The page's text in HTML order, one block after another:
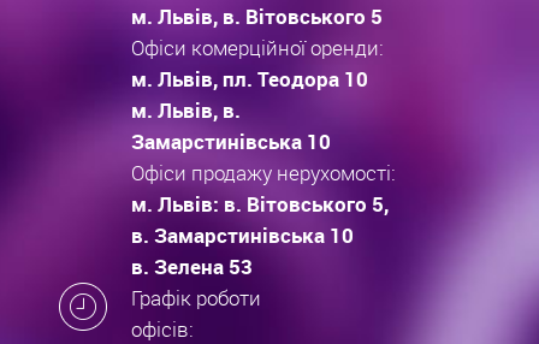
м. Львів, в. Вітовського 5
Офіси комерційної оренди:
м. Львів, пл. Теодора 10
м. Львів, в.
Замарстинівська 10
Офіси продажу нерухомості:
м. Львів: в. Вітовського 5,
в. Замарстинівська 10
в. Зелена 53
Графік роботи
офісів: